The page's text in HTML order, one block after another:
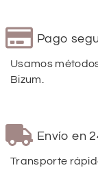
Pago
Usamos
Bizum.
Envío en
Transporte